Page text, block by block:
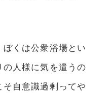
くは公衆浴場とい
人様に気を遣うの
自意識過剰ってや